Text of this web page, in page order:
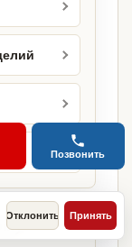
Отклонить Принять
Позвонить